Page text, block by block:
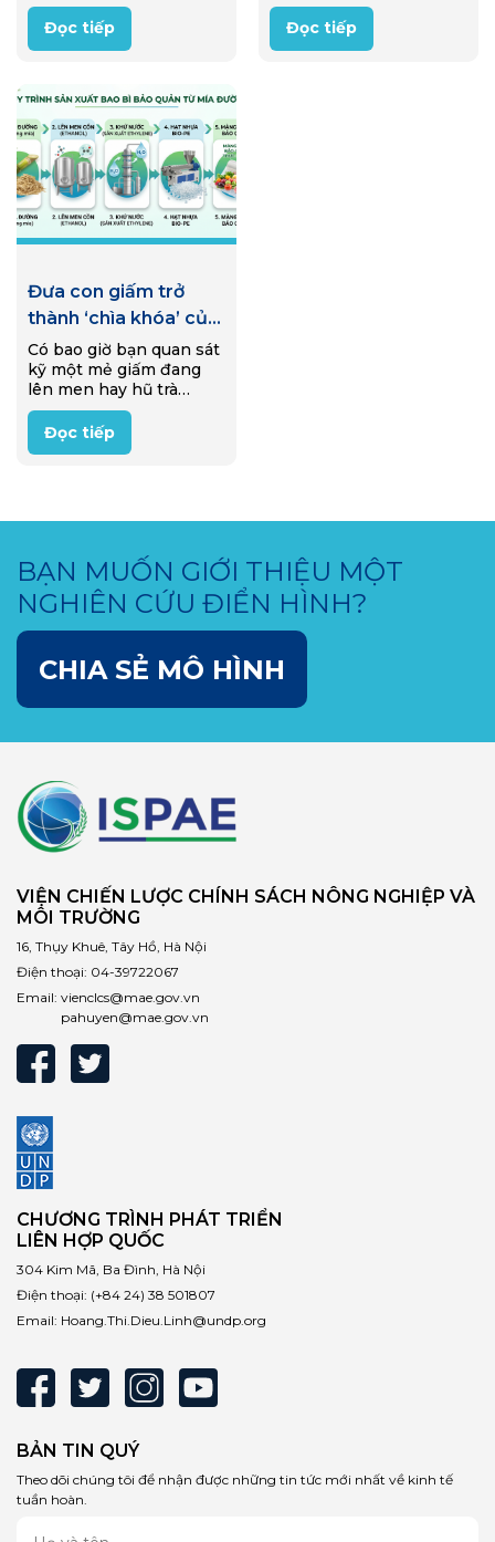
nghệ tiềm năng tại
Việt Nam
tâm hướng tới phát triển
bền vững và kinh tế
tuần hoàn tại Việt Nam.
Đọc tiếp
khuyến nghị
dung trọng tâm của Luật
Bảo vệ môi trường
(BVMT) năm 2020 và là
Đọc tiếp
Đưa con giấm trở
thành ‘chìa khóa’ của
công nghiệp bao bì
Có bao giờ bạn quan sát
kỹ một mẻ giấm đang
lên men hay hũ trà
Kombucha sủi bọt trong
gian bếp gia đình? Bên
dưới lớp nước sóng sánh
Đọc tiếp
BẠN MUỐN GIỚI THIỆU MỘT
NGHIÊN CỨU ĐIỂN HÌNH?
CHIA SẺ MÔ HÌNH
VIỆN CHIẾN LƯỢC CHÍNH SÁCH NÔNG NGHIỆP VÀ
MÔI TRƯỜNG
16, Thụy Khuê, Tây Hồ, Hà Nội
Điện thoại: 04-39722067
Email: vienclcs@mae.gov.vn
pahuyen@mae.gov.vn
CHƯƠNG TRÌNH PHÁT TRIỂN
LIÊN HỢP QUỐC
304 Kim Mã, Ba Đình, Hà Nội
Điện thoại: (+84 24) 38 501807
Email: Hoang.Thi.Dieu.Linh@undp.org
BẢN TIN QUÝ
Theo dõi chúng tôi để nhận được những tin tức mới nhất về kinh tế
tuần hoàn.